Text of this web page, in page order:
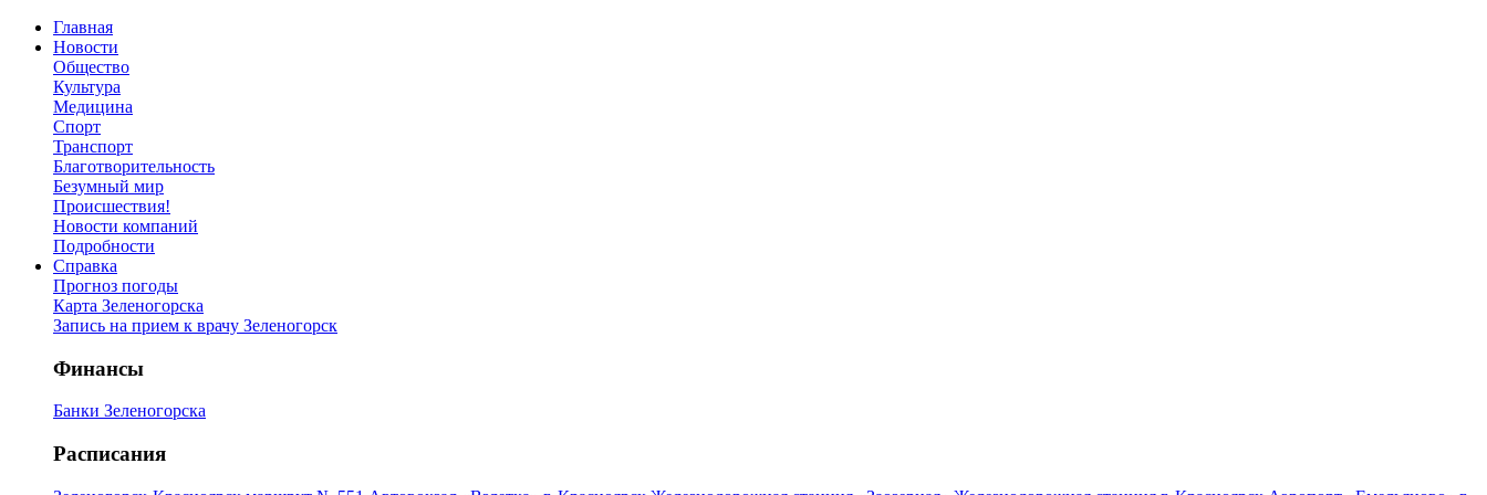
Главная
Новости
Общество
Культура
Медицина
Спорт
Транспорт
Благотворительность
Безумный мир
Происшествия!
Новости компаний
Подробности
Справка
Прогноз погоды
Карта Зеленогорска
Запись на прием к врачу Зеленогорск
Финансы
Банки Зеленогорска
Расписания